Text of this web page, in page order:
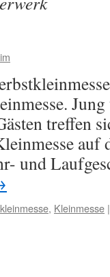
treffen
auf
und
, Kleinmesse |